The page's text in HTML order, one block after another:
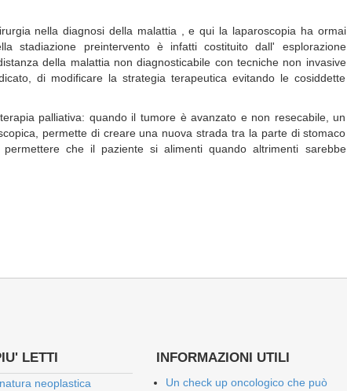
nella diagnosi della malattia , e qui la laparoscopia ha ormai
stadiazione preintervento è infatti costituito dall' esplorazione
della malattia non diagnosticabile con tecniche non invasive
di modificare la strategia terapeutica evitando le cosiddette
palliativa: quando il tumore è avanzato e non resecabile, un
permette di creare una nuova strada tra la parte di stomaco
che il paziente si alimenti quando altrimenti sarebbe
LETTI
neoplastica
INFORMAZIONI UTILI
Un check up oncologico che può